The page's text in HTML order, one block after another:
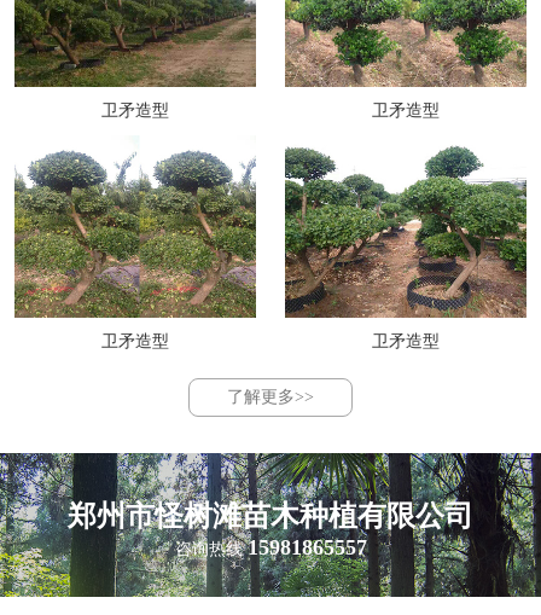
卫矛造型 卫矛造型
卫矛造型 卫矛造型
了解更多>>
郑州市怪树滩苗木种植有限公司
咨询热线 15981865557